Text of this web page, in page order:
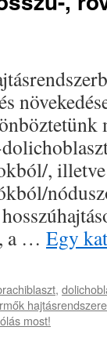
,
a … Egy
,
hajtásrendszere
most!